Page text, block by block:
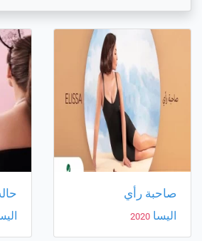
صاحبة رأي
اليسا 2020